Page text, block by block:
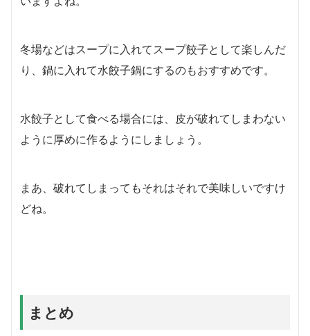
冬場などはスープに入れてスープ餃子として楽しんだ
り、鍋に入れて水餃子鍋にするのもおすすめです。
水餃子として食べる場合には、皮が破れてしまわない
ように厚めに作るようにしましょう。
まあ、破れてしまってもそれはそれで美味しいですけ
どね。
まとめ